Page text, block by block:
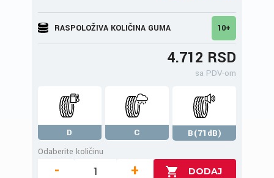
RASPOLOŽIVA KOLIČINA GUMA 10+
4.712 RSD
sa PDV-om
D C
B(71dB)
Odaberite količinu
- +